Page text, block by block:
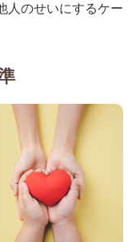
人のせいにするケー